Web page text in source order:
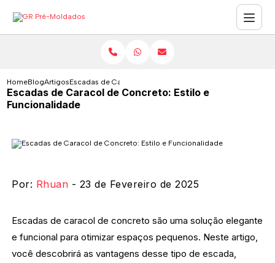
HomeBlogArtigosEscadas de Caracol de Concreto: Estilo e Funcionalidade
Escadas de Caracol de Concreto: Estilo e
Funcionalidade
Por: Rhuan - 23 de Fevereiro de 2025
Escadas de caracol de concreto são uma solução elegante
e funcional para otimizar espaços pequenos. Neste artigo,
você descobrirá as vantagens desse tipo de escada,